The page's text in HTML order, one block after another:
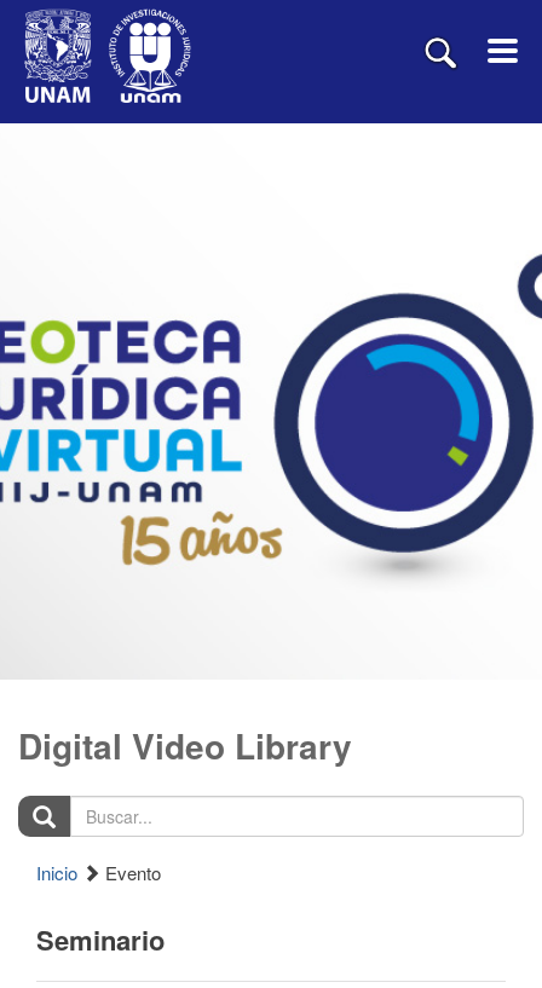
Digital Video Library
Buscar...
Inicio Evento
Seminario